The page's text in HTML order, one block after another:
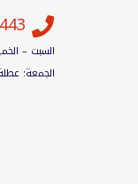

السبت – الخميس: 9
الجمعة: